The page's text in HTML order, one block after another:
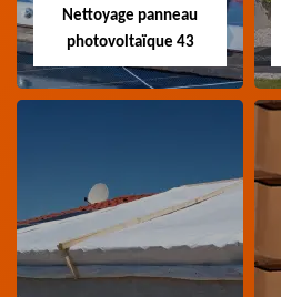
Nettoyage panneau
photovoltaïque 43
Nettoyage panneau
photovoltaïque 43
Professionnel en
nettoyage panneau